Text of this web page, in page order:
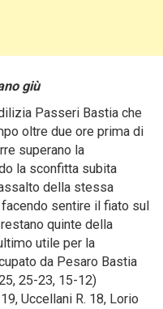
giù
Passeri Bastia che
oltre due ore prima di
superano la
la sconfitta subita
della stessa
sentire il fiato sul
quinte della
utile per la
da Pesaro Bastia
25-23, 15-12)
Uccellani R. 18, Lorio